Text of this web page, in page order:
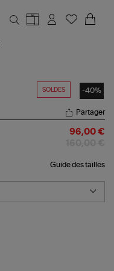
SOLDES -40%
Partager
96,00 €
Guide des tailles